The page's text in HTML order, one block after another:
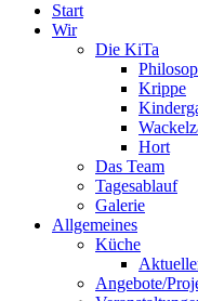
Start
Wir
Die KiTa
Krippe
Hort
Das Team
Tagesablauf
Galerie
Allgemeines
Küche
Angebote/